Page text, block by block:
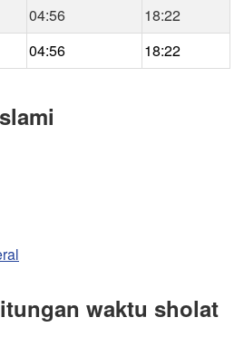
04:56
18:22
04:56 18:22
waktu sholat